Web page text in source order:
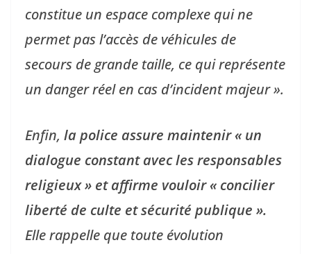
constitue un espace complexe qui ne
permet pas l’accès de véhicules de
secours de grande taille, ce qui représente
un danger réel en cas d’incident majeur ».
Enfin, la police assure maintenir « un
dialogue constant avec les responsables
religieux » et affirme vouloir « concilier
liberté de culte et sécurité publique ».
Elle rappelle que toute évolution